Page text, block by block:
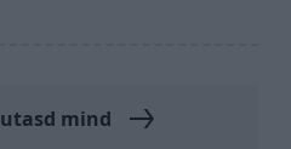
mind